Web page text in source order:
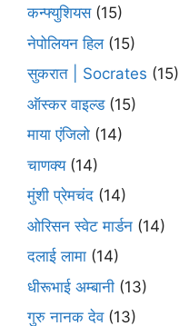
कन्फ्युशियस(15)
नेपोलियन हिल(15)
सुकरात | Socrates (15)
ऑस्कर वाइल्ड(15)
माया एंजिलो (14)
चाणक्य(14)
मुंशी प्रेमचंद (14)
ओरिसन स्‍वेट मार्डन (14)
दलाई लामा (14)
धीरूभाई अम्बानी (13)
गुरु नानक देव(13)